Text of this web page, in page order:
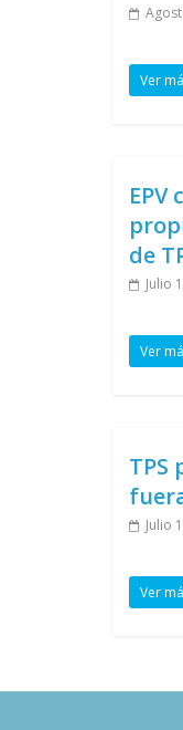
Ver
EPV
de
Julio
Ver
TPS
Julio
Ver